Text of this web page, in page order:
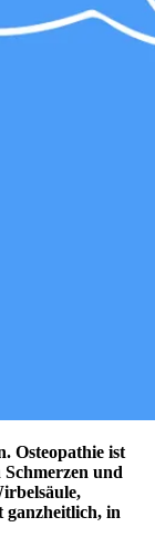
Osteopathie ist
und
ganzheitlich, in